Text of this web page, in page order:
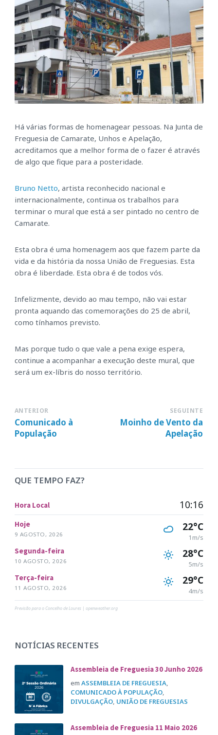
Há várias formas de homenagear pessoas. Na Junta de
Freguesia de Camarate, Unhos e Apelação,
acreditamos que a melhor forma de o fazer é através
de algo que fique para a posteridade.
Bruno Netto, artista reconhecido nacional e
internacionalmente, continua os trabalhos para
terminar o mural que está a ser pintado no centro de
Camarate.
Esta obra é uma homenagem aos que fazem parte da
vida e da história da nossa União de Freguesias. Esta
obra é liberdade. Esta obra é de todos vós.
Infelizmente, devido ao mau tempo, não vai estar
pronta aquando das comemorações do 25 de abril,
como tínhamos previsto.
Mas porque tudo o que vale a pena exige espera,
continue a acompanhar a execução deste mural, que
será um ex-líbris do nosso território.
ANTERIOR
Comunicado à
População
SEGUINTE
Moinho de Vento da
Apelação
QUE TEMPO FAZ?
Hora Local 10:16
Hoje
9 AGOSTO, 2026
22°C
1m/s
Segunda-feira
10 AGOSTO, 2026
28°C
5m/s
Terça-feira
11 AGOSTO, 2026
29°C
4m/s
Previsão para o Concelho de Loures | openweather.org
NOTÍCIAS RECENTES
Assembleia de Freguesia 30 Junho 2026
em ASSEMBLEIA DE FREGUESIA,
COMUNICADO À POPULAÇÃO,
DIVULGAÇÃO, UNIÃO DE FREGUESIAS
Assembleia de Freguesia 11 Maio 2026